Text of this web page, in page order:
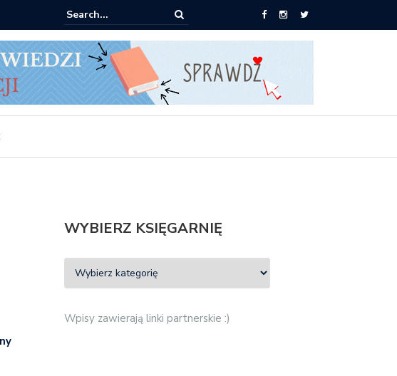
Matras: 10 książek za 69 zł
WYBIERZ KSIĘGARNIĘ
Wpisy zawierają linki partnerskie :)